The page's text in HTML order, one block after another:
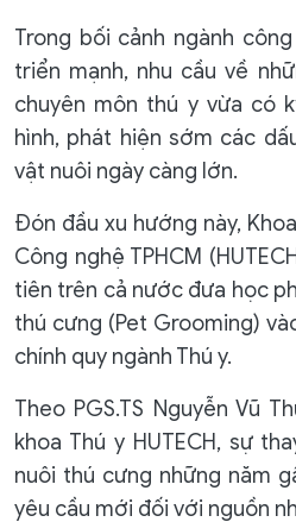
Trong bối cảnh ngành
triển mạnh, nhu cầu về
chuyên môn thú y vừa có
hình, phát hiện sớm các
vật nuôi ngày càng lớn.
Đón đầu xu hướng này,
Công nghệ TPHCM
tiên trên cả nước đưa học
thú cưng (Pet Grooming)
chính quy ngành Thú y.
Theo PGS.TS Nguyễn Vũ
khoa Thú y HUTECH, sự
nuôi thú cưng những năm
yêu cầu mới đối với nguồn